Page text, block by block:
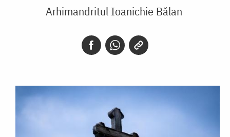
Arhimandritul Ioanichie Bălan